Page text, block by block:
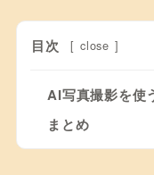
目次 [ close ]
AI写真撮影を使
まとめ